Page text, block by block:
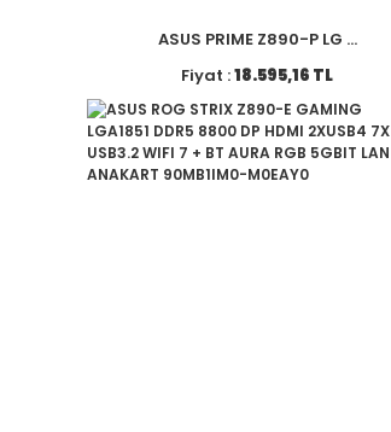
ASUS PRIME Z890-P LG ...
Fiyat :18.595,16 TL